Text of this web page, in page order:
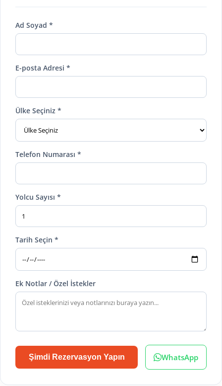
Ad Soyad *
E-posta Adresi *
Ülke Seçiniz *
Telefon Numarası *
Yolcu Sayısı *
Tarih Seçin *
Ek Notlar / Özel İstekler
Şimdi Rezervasyon Yapın WhatsApp